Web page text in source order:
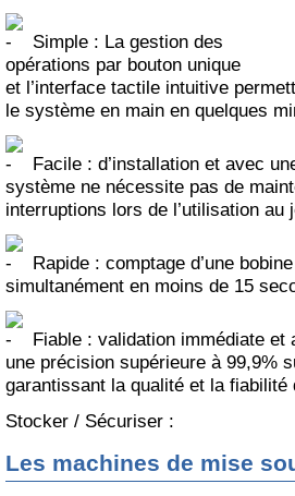
Simple : La gestion des
opérations par bouton unique
et l’interface tactile intuitive
le système en main en quelques
Facile : d’installation et avec
système ne nécessite pas de
interruptions lors de l’utilisation au
Rapide : comptage d’une
simultanément en moins de 15
Fiable : validation immédiate
une précision supérieure à 99,9%
garantissant la qualité et la fiabilité
Stocker / Sécuriser :
Les machines de mise